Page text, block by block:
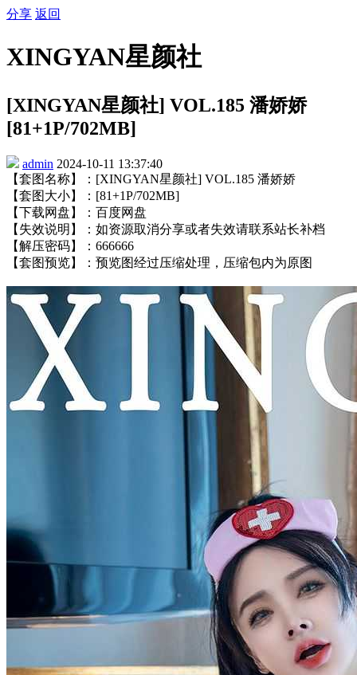
分享 返回
XINGYAN星颜社
[XINGYAN星颜社] VOL.185 潘娇娇
[81+1P/702MB]
admin 2024-10-11 13:37:40
【套图名称】：[XINGYAN星颜社] VOL.185 潘娇娇
【套图大小】：[81+1P/702MB]
【下载网盘】：百度网盘
【失效说明】：如资源取消分享或者失效请联系站长补档
【解压密码】：666666
【套图预览】：预览图经过压缩处理，压缩包内为原图